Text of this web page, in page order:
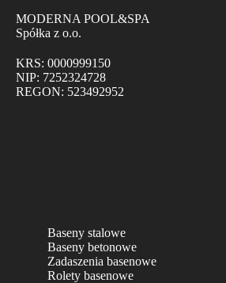
MODERNA POOL&SPA
Spółka z o.o.
KRS: 0000999150
NIP: 7252324728
REGON: 523492952
Baseny stalowe
Baseny betonowe
Zadaszenia basenowe
Rolety basenowe